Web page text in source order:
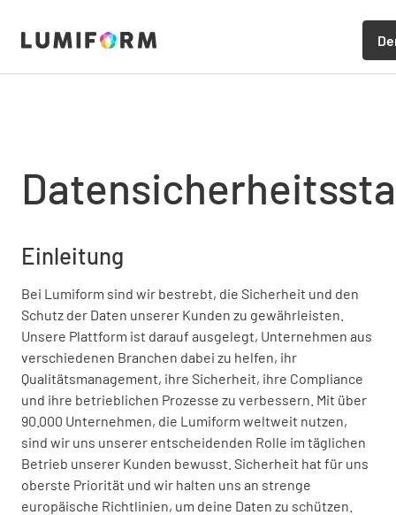
Einleitung
Bei Lumiform sind wir bestrebt, die Sicherheit und den
Schutz der Daten unserer Kunden zu gewährleisten.
Unsere Plattform ist darauf ausgelegt, Unternehmen aus
verschiedenen Branchen dabei zu helfen, ihr
Qualitätsmanagement, ihre Sicherheit, ihre Compliance
und ihre betrieblichen Prozesse zu verbessern. Mit über
90.000 Unternehmen, die Lumiform weltweit nutzen,
sind wir uns unserer entscheidenden Rolle im täglichen
Betrieb unserer Kunden bewusst. Sicherheit hat für uns
oberste Priorität und wir halten uns an strenge
europäische Richtlinien, um deine Daten zu schützen.